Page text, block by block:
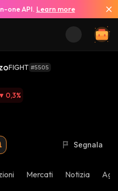
one API. Learn more
FIGHT #5505
0,3%
Segnala
Mercati Notizia